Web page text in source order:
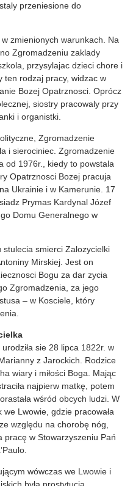
przeniesione do
zmienionych warunkach. Na
Zgromadzeniu zaklady
przysylajac dzieci chore i
ten rodzaj pracy, widzac w
Bozej Opatrznosci. Oprócz
siostry pracowaly przy
i organistki.
Zgromadzenie
i sierociniec. Zgromadzenie
od 1976r., kiedy to powstala
Opatrznosci Bozej pracuja
Ukrainie i w Kamerunie. 17
Prymas Kardynal Józef
Domu Generalnego w
smierci Zalozycielki
Mirskiej. Jest on
Bogu za dar zycia
Zgromadzenia, za jego
– w Kosciele, który
sie 28 lipca 1822r. w
z Jarockich. Rodzice
wiary i miłości Boga. Mając
najpierw matkę, potem
wśród obcych ludzi. W
we Lwowie, gdzie pracowała
względu na chorobę nóg,
pracę w Stowarzyszeniu Pań
wówczas we Lwowie i